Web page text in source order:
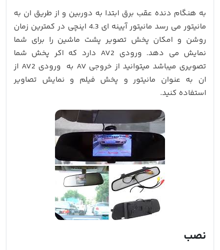
به هنگام دنده عقب برق ابتدا به دوربین و از طریق ان به
مانیتور می رسد مانیتور آیینه ای 4.3 اینچی در کمترین زمان
روشن و امکان پخش تصویر پشت ماشین را برای شما
نمایش می دهد. ورودی AV2 دارد که اکر پخش شما
تصویری میباشد میتوانید از خروجی AV به ورودی AV2 از
ان به عنوان مانیتور و پخش فیلم و نمایش تصاویر
استفاده کنید.
نصب